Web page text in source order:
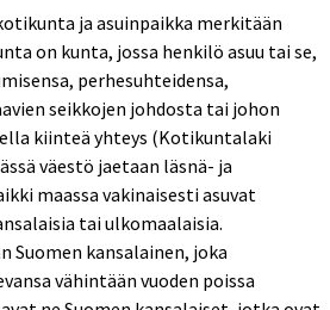
ja asuinpaikka merkitään
on kunta, jossa henkilö asuu tai se,
perhesuhteidensa,
seikkojen johdosta tai johon
kiinteä yhteys (Kotikuntalaki
väestö jaetaan läsnä- ja
maassa vakinaisesti asuvat
tai ulkomaalaisia.
Suomen kansalainen, joka
vähintään vuoden poissa